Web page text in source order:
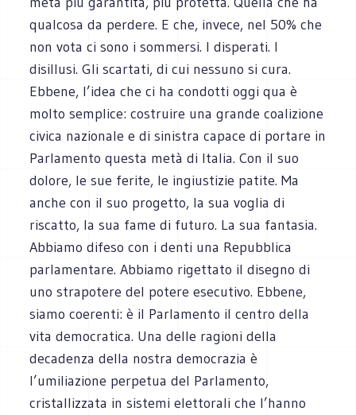
qualcosa da perdere. E che, invece, nel 50% che
non vota ci sono i sommersi. I disperati. I
disillusi. Gli scartati, di cui nessuno si cura.
Ebbene, l’idea che ci ha condotti oggi qua è
molto semplice: costruire una grande coalizione
civica nazionale e di sinistra capace di portare in
Parlamento questa metà di Italia. Con il suo
dolore, le sue ferite, le ingiustizie patite. Ma
anche con il suo progetto, la sua voglia di
riscatto, la sua fame di futuro. La sua fantasia.
Abbiamo difeso con i denti una Repubblica
parlamentare. Abbiamo rigettato il disegno di
uno strapotere del potere esecutivo. Ebbene,
siamo coerenti: è il Parlamento il centro della
vita democratica. Una delle ragioni della
decadenza della nostra democrazia è
l’umiliazione perpetua del Parlamento,
cristallizzata in sistemi elettorali che l’hanno